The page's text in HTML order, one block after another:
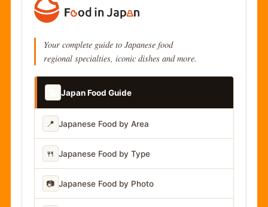
Your complete guide to Japanese food
regional specialties, iconic dishes and more.
Japan Food Guide
📍 Japanese Food by Area
🍴 Japanese Food by Type
📷 Japanese Food by Photo